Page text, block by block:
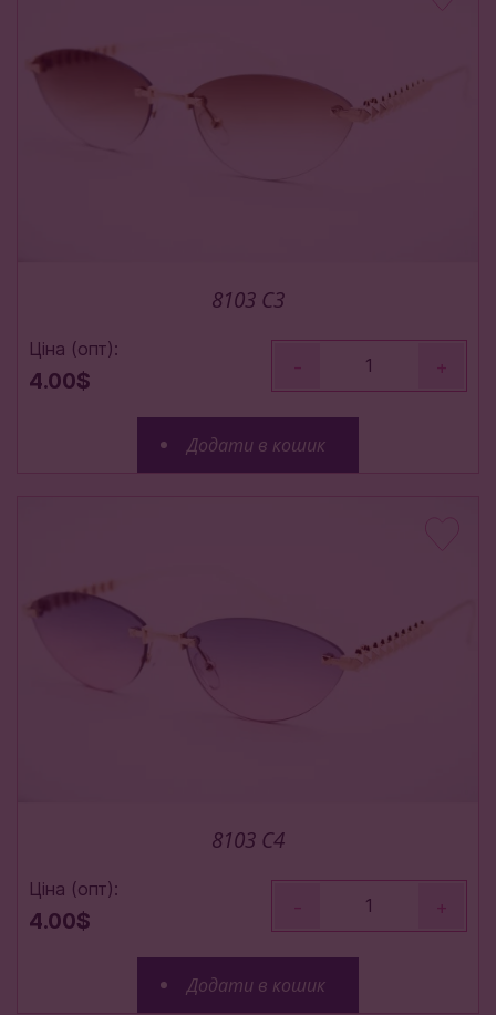
8103 C3
Ціна (опт):
4.00$
- +
Додати в кошик
8103 C4
Ціна (опт):
4.00$
- +
Додати в кошик